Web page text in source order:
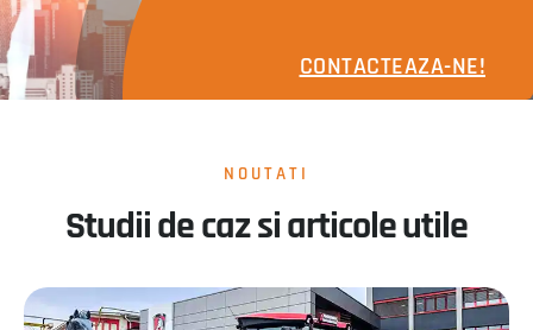
CONTACTEAZA-NE!
NOUTATI
Studii de caz si articole utile